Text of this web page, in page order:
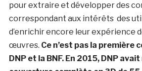
pour extraire et développer des
correspondant aux intérêts des
d’enrichir encore leur expérience
œuvres. Ce n’est pas la première
DNP et la BNF. En 2015, DNP